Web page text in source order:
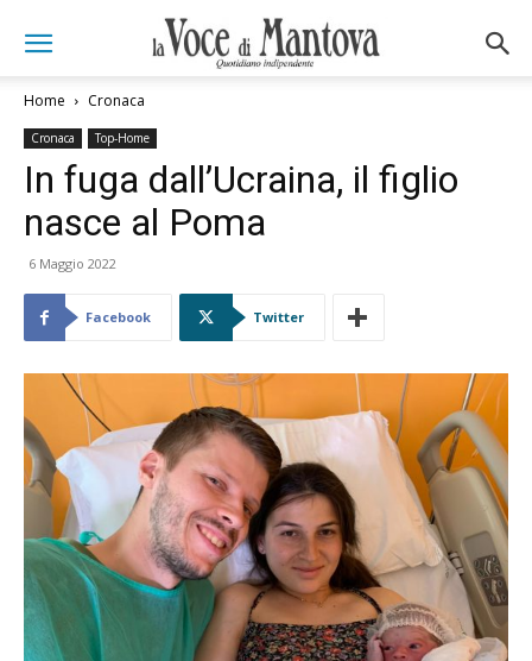
Home Cronaca
Cronaca Top-Home
In fuga dall’Ucraina, il figlio
nasce al Poma
6 Maggio 2022
Facebook Twitter